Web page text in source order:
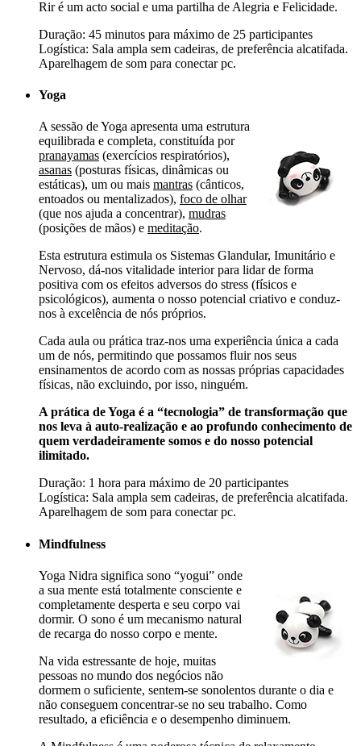
Rir é um acto social e uma partilha de Alegria e Felicidade.
Duração: 45 minutos para máximo de 25 participantes
Logística: Sala ampla sem cadeiras, de preferência alcatifada.
Aparelhagem de som para conectar pc.
Yoga
A sessão de Yoga apresenta uma estrutura
equilibrada e completa, constituída por
pranayamas (exercícios respiratórios),
asanas (posturas físicas, dinâmicas ou
estáticas), um ou mais mantras (cânticos,
entoados ou mentalizados), foco de olhar
(que nos ajuda a concentrar), mudras
(posições de mãos) e meditação.
Esta estrutura estimula os Sistemas Glandular, Imunitário e
Nervoso, dá-nos vitalidade interior para lidar de forma
positiva com os efeitos adversos do stress (físicos e
psicológicos), aumenta o nosso potencial criativo e conduz-
nos à excelência de nós próprios.
Cada aula ou prática traz-nos uma experiência única a cada
um de nós, permitindo que possamos fluir nos seus
ensinamentos de acordo com as nossas próprias capacidades
físicas, não excluindo, por isso, ninguém.
A prática de Yoga é a “tecnologia” de transformação que
nos leva à auto-realização e ao profundo conhecimento de
quem verdadeiramente somos e do nosso potencial
ilimitado.
Duração: 1 hora para máximo de 20 participantes
Logística: Sala ampla sem cadeiras, de preferência alcatifada.
Aparelhagem de som para conectar pc.
Mindfulness
Yoga Nidra significa sono “yogui” onde
a sua mente está totalmente consciente e
completamente desperta e seu corpo vai
dormir. O sono é um mecanismo natural
de recarga do nosso corpo e mente.
Na vida estressante de hoje, muitas
pessoas no mundo dos negócios não
dormem o suficiente, sentem-se sonolentos durante o dia e
não conseguem concentrar-se no seu trabalho. Como
resultado, a eficiência e o desempenho diminuem.